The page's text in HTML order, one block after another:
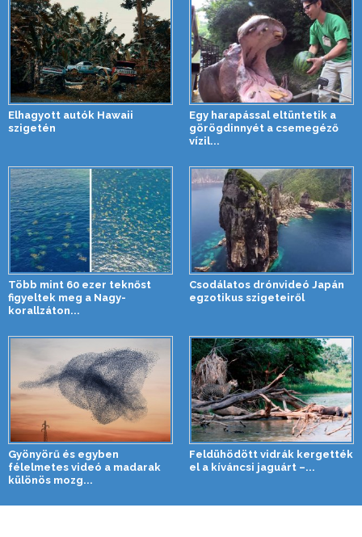
Elhagyott autók Hawaii
szigetén
Egy harapással eltüntetik a
görögdinnyét a csemegéző
vízil...
Több mint 60 ezer teknőst
figyeltek meg a Nagy-
korallzáton...
Csodálatos drónvideó Japán
egzotikus szigeteiről
Gyönyörű és egyben
félelmetes videó a madarak
különös mozg...
Feldühödött vidrák kergették
el a kíváncsi jaguárt –...